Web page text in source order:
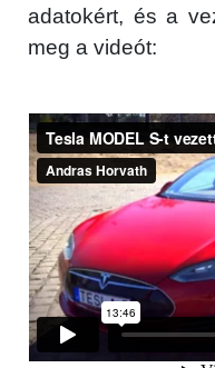
adatokért, és a
meg a videót: